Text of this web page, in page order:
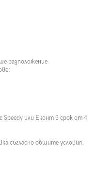
разположение
Speedy или Еконт в срок от 4
съгласно общите условия.